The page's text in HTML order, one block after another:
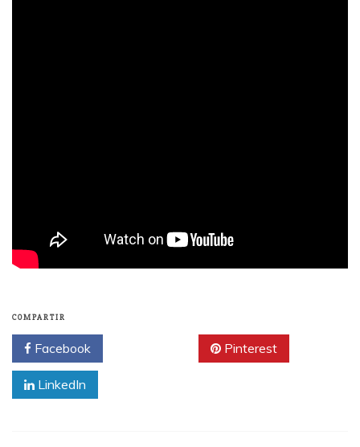
COMPARTIR
Facebook Pinterest
LinkedIn